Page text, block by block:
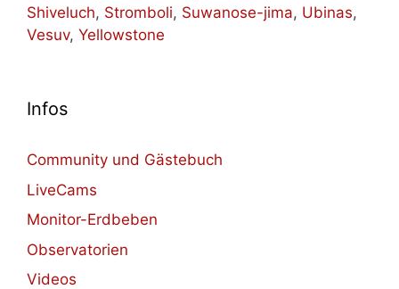
Shiveluch, Stromboli, Suwanose-jima, Ubinas,
Vesuv, Yellowstone
Infos
Community und Gästebuch
LiveCams
Monitor-Erdbeben
Observatorien
Videos